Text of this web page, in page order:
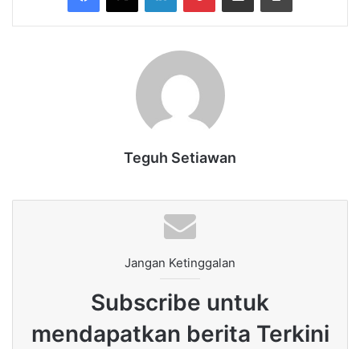
Teguh Setiawan
Jangan Ketinggalan
Subscribe untuk
mendapatkan berita Terkini